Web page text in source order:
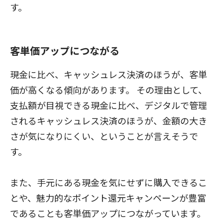
す。
客単価アップにつながる
現金に比べ、キャッシュレス決済のほうが、客単
価が高くなる傾向があります。 その理由として、
支払額が目視できる現金に比べ、デジタルで管理
されるキャッシュレス決済のほうが、金額の大き
さが気になりにくい、ということが言えそうで
す。
また、手元にある現金を気にせずに購入できるこ
とや、魅力的なポイント還元キャンペーンが豊富
であることも客単価アップにつながっています。